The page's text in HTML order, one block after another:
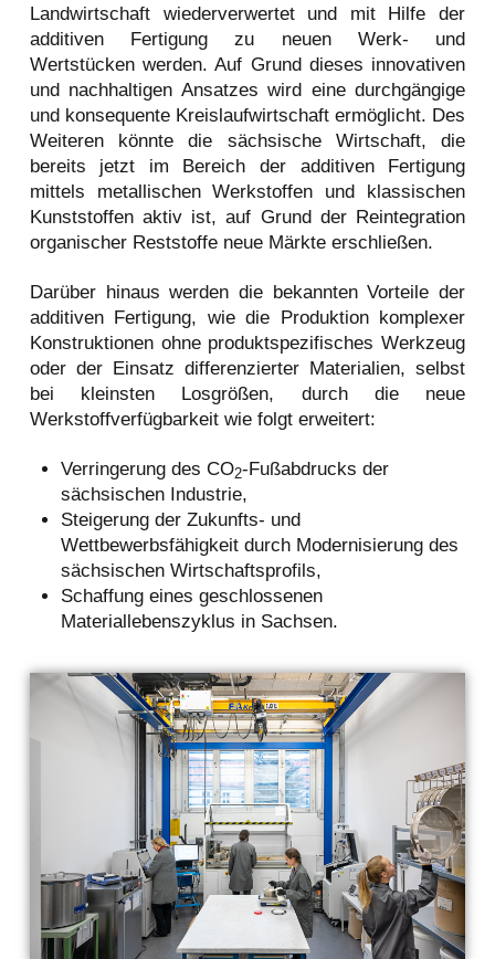
Landwirtschaft wiederverwertet und mit Hilfe der
additiven Fertigung zu neuen Werk- und
Wertstücken werden. Auf Grund dieses innovativen
und nachhaltigen Ansatzes wird eine durchgängige
und konsequente Kreislaufwirtschaft ermöglicht. Des
Weiteren könnte die sächsische Wirtschaft, die
bereits jetzt im Bereich der additiven Fertigung
mittels metallischen Werkstoffen und klassischen
Kunststoffen aktiv ist, auf Grund der Reintegration
organischer Reststoffe neue Märkte erschließen.
Darüber hinaus werden die bekannten Vorteile der
additiven Fertigung, wie die Produktion komplexer
Konstruktionen ohne produktspezifisches Werkzeug
oder der Einsatz differenzierter Materialien, selbst
bei kleinsten Losgrößen, durch die neue
Werkstoffverfügbarkeit wie folgt erweitert:
Verringerung des CO2-Fußabdrucks der
sächsischen Industrie,
Steigerung der Zukunfts- und
Wettbewerbsfähigkeit durch Modernisierung des
sächsischen Wirtschaftsprofils,
Schaffung eines geschlossenen
Materiallebenszyklus in Sachsen.